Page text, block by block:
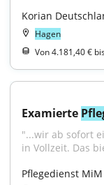
Korian
Hagen
Von 4.181,40 €
Examierte
"...wir ab sofort
in Vollzeit. Das
Pflegedienst MiM